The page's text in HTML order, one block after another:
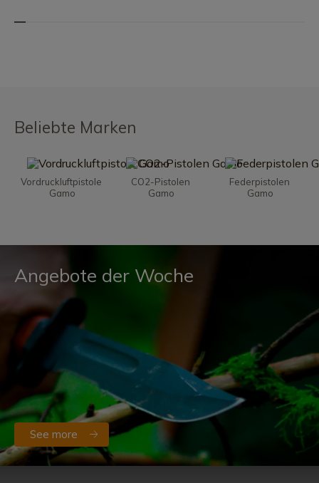
Beliebte Marken
Vordruckluftpistole
Gamo
CO2-Pistolen
Gamo
Federpistolen
Gamo
Angebote der Woche
See more